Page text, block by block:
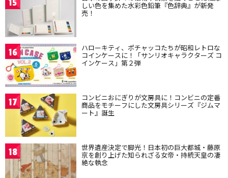
15 しい色を集めた水彩色鉛筆『色辞典』が新発
売！
16 ハローキティ、ポチャッコたちが昭和レトロな
コインケースに！「サンリオキャラクターズ コ
インケース」第２弾
17 コンビニおにぎりが文房具に！コンビニの定番
商品をモチーフにした文房具シリーズ『ジムマ
ート』誕生
18 世界遺産決定で脚光！日本初の巨大都城・藤原
京を創り上げた知られざる女帝・持統天皇の凄
絶な執念